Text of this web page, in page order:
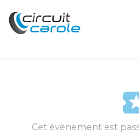
Cet évènement est